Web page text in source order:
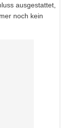
ausgestattet,
noch kein